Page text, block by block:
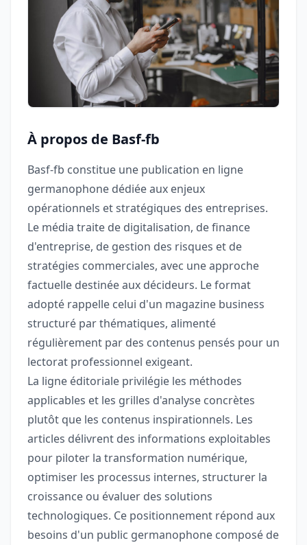
À propos de Basf-fb
Basf-fb constitue une publication en ligne
germanophone dédiée aux enjeux
opérationnels et stratégiques des entreprises.
Le média traite de digitalisation, de finance
d'entreprise, de gestion des risques et de
stratégies commerciales, avec une approche
factuelle destinée aux décideurs. Le format
adopté rappelle celui d'un magazine business
structuré par thématiques, alimenté
régulièrement par des contenus pensés pour un
lectorat professionnel exigeant.
La ligne éditoriale privilégie les méthodes
applicables et les grilles d'analyse concrètes
plutôt que les contenus inspirationnels. Les
articles délivrent des informations exploitables
pour piloter la transformation numérique,
optimiser les processus internes, structurer la
croissance ou évaluer des solutions
technologiques. Ce positionnement répond aux
besoins d'un public germanophone composé de